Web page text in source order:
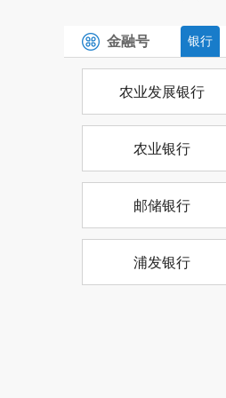
金融号 银行
农业发展银行
农业银行
邮储银行
浦发银行